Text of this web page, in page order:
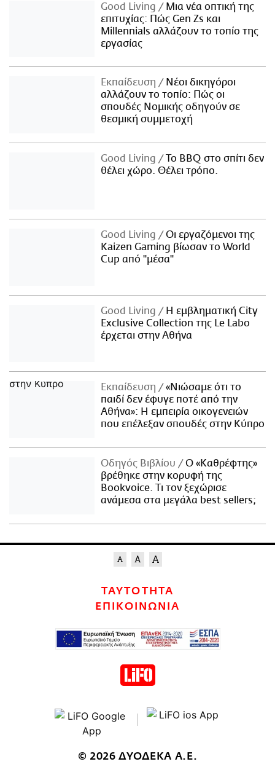
Good Living
Μια νέα οπτική της
επιτυχίας: Πώς Gen Zs και
Millennials αλλάζουν το τοπίο της
εργασίας
Εκπαίδευση
Νέοι δικηγόροι
αλλάζουν το τοπίο: Πώς οι
σπουδές Νομικής οδηγούν σε
θεσμική συμμετοχή
Good Living
Το BBQ στο σπίτι δεν
θέλει χώρο. Θέλει τρόπο.
Good Living
Οι εργαζόμενοι της
Kaizen Gaming βίωσαν το World
Cup από "μέσα"
Good Living
Η εμβληματική City
Exclusive Collection της Le Labo
έρχεται στην Αθήνα
Εκπαίδευση
«Νιώσαμε ότι το
παιδί δεν έφυγε ποτέ από την
Αθήνα»: Η εμπειρία οικογενειών
που επέλεξαν σπουδές στην Κύπρο
Οδηγός Βιβλίου
Ο «Καθρέφτης»
βρέθηκε στην κορυφή της
Bookvoice. Τι τον ξεχώρισε
ανάμεσα στα μεγάλα best sellers;
ΤΑΥΤΟΤΗΤΑ
ΕΠΙΚΟΙΝΩΝΙΑ
© 2026 ΔΥΟΔΕΚΑ Α.Ε.